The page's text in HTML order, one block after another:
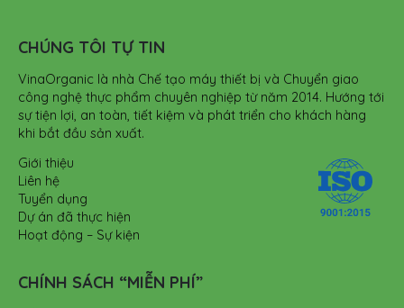
CHÚNG TÔI TỰ TIN
VinaOrganic là nhà Chế tạo máy thiết bị và Chuyển giao
công nghệ thực phẩm chuyên nghiệp từ năm 2014. Hướng tới
sự tiện lợi, an toàn, tiết kiệm và phát triển cho khách hàng
khi bắt đầu sản xuất.
Giới thiệu
Liên hệ
Tuyển dụng
Dự án đã thực hiện
Hoạt động – Sự kiện
CHÍNH SÁCH “MIỄN PHÍ”